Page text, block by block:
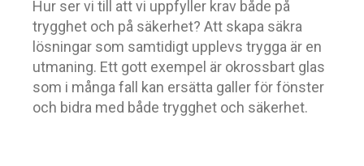
Hur ser vi till att vi uppfyller krav både på
trygghet och på säkerhet? Att skapa säkra
lösningar som samtidigt upplevs trygga är en
utmaning. Ett gott exempel är okrossbart glas
som i många fall kan ersätta galler för fönster
och bidra med både trygghet och säkerhet.